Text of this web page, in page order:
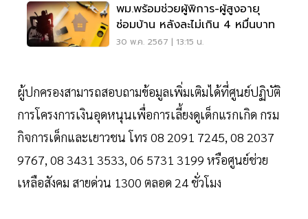
พม.พร้อมช่วยผู้พิการ-ผู้สูงอายุ
ซ่อมบ้าน หลังละไม่เกิน 4 หมื่นบาท
30 พ.ค. 2567 | 13:15 น.
ผู้ปกครองสามารถสอบถามข้อมูลเพิ่มเติมได้ที่ศูนย์ปฏิบัติ
การโครงการเงินอุดหนุนเพื่อการเลี้ยงดูเด็กแรกเกิด กรม
กิจการเด็กและเยาวชน โทร 08 2091 7245, 08 2037
9767, 08 3431 3533, 06 5731 3199 หรือศูนย์ช่วย
เหลือสังคม สายด่วน 1300 ตลอด 24 ชั่วโมง